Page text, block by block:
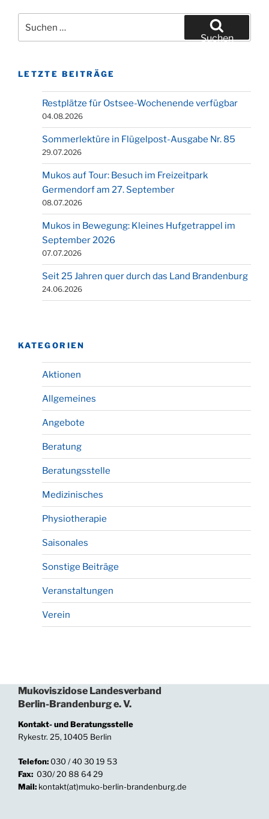
nach:
Suchen
LETZTE BEITRÄGE
Restplätze für Ostsee-Wochenende verfügbar
04.08.2026
Sommerlektüre in Flügelpost-Ausgabe Nr. 85
29.07.2026
Mukos auf Tour: Besuch im Freizeitpark
Germendorf am 27. September
08.07.2026
Mukos in Bewegung: Kleines Hufgetrappel im
September 2026
07.07.2026
Seit 25 Jahren quer durch das Land Brandenburg
24.06.2026
KATEGORIEN
Aktionen
Allgemeines
Angebote
Beratung
Beratungsstelle
Medizinisches
Physiotherapie
Saisonales
Sonstige Beiträge
Veranstaltungen
Verein
Mukoviszidose Landesverband
Berlin-Brandenburg e. V.
Kontakt- und Beratungsstelle
Rykestr. 25, 10405 Berlin
Telefon:030 / 40 30 19 53
Fax: 030/ 20 88 64 29
Mail: kontakt(at)muko-berlin-brandenburg.de